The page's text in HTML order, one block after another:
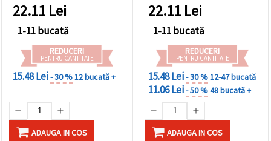
22.11 Lei
1-11 bucată
REDUCERI
PENTRU CANTITATE
15.48 Lei- 30 %12 bucată +
ADAUGA IN COS
22.11 Lei
1-11 bucată
REDUCERI
PENTRU CANTITATE
15.48 Lei- 30 %12-47 bucată
11.06 Lei- 50 %48 bucată +
ADAUGA IN COS